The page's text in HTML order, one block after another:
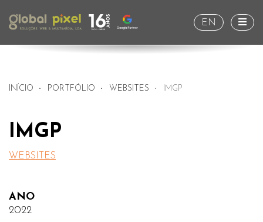
EN
INÍCIO PORTFÓLIO WEBSITES IMGP
IMGP
WEBSITES
ANO
2022